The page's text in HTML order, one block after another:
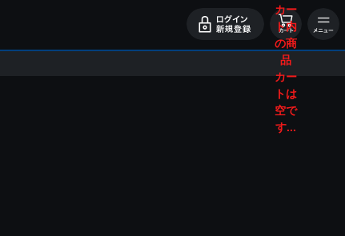
カー
ト内
の商
品
カー
トは
空で
す...